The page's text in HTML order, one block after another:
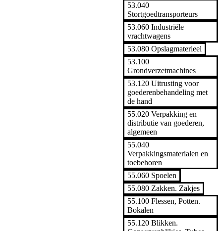
53.040
Stortgoedtransporteurs
53.060 Industriële
vrachtwagens
53.080 Opslagmaterieel
53.100
Grondverzetmachines
53.120 Uitrusting voor
goederenbehandeling met
de hand
55.020 Verpakking en
distributie van goederen,
algemeen
55.040
Verpakkingsmaterialen en
toebehoren
55.060 Spoelen
55.080 Zakken. Zakjes
55.100 Flessen, Potten.
Bokalen
55.120 Blikken.